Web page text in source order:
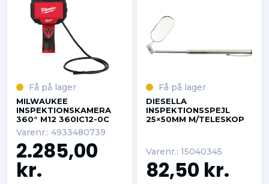
Få på lager
MILWAUKEE
INSPEKTIONSKAMERA
360° M12 360IC12-0C
Varenr.: 4933480739
2.285,00
kr.
Få på lager
DIESELLA
INSPEKTIONSSPEJL
25×50MM M/TELESKOP
Varenr.: 15040345
82,50 kr.